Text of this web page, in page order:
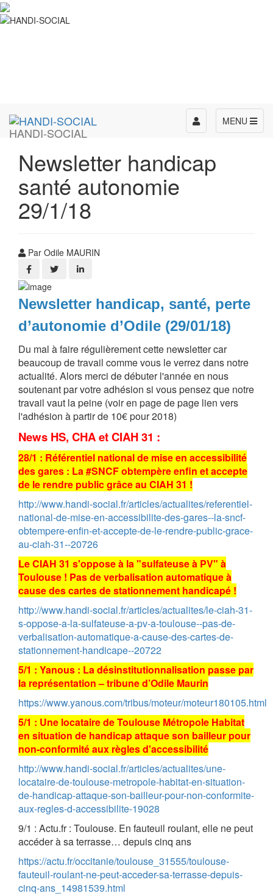
HANDI-SOCIAL
MENU
Toggle
navigation
Newsletter handicap
santé autonomie
29/1/18
Par Odile MAURIN
Newsletter handicap, santé, perte
d’autonomie d’Odile (29/01/18)
Du mal à faire régulièrement cette newsletter car
beaucoup de travail comme vous le verrez dans notre
actualité. Alors merci de débuter l'année en nous
soutenant par votre adhésion si vous pensez que notre
travail vaut la peine (voir en page de page lien vers
l'adhésion à partir de 10€ pour 2018)
News HS, CHA et CIAH 31 :
28/1 : Référentiel national de mise en accessibilité
des gares : La #SNCF obtempère enfin et accepte
de le rendre public grâce au CIAH 31 !
http://www.handi-social.fr/articles/actualites/referentiel-
national-de-mise-en-accessibilite-des-gares--la-sncf-
obtempere-enfin-et-accepte-de-le-rendre-public-grace-
au-ciah-31--20726
Le CIAH 31 s'oppose à la "sulfateuse à PV" à
Toulouse ! Pas de verbalisation automatique à
cause des cartes de stationnement handicapé !
http://www.handi-social.fr/articles/actualites/le-ciah-31-
s-oppose-a-la-sulfateuse-a-pv-a-toulouse--pas-de-
verbalisation-automatique-a-cause-des-cartes-de-
stationnement-handicape--20722
5/1 : Yanous : La désinstitutionnalisation passe par
la représentation – tribune d’Odile Maurin
https://www.yanous.com/tribus/moteur/moteur180105.html
5/1 : Une locataire de Toulouse Métropole Habitat
en situation de handicap attaque son bailleur pour
non-conformité aux règles d'accessibilité
http://www.handi-social.fr/articles/actualites/une-
locataire-de-toulouse-metropole-habitat-en-situation-
de-handicap-attaque-son-bailleur-pour-non-conformite-
aux-regles-d-accessibilite-19028
9/1 : Actu.fr : Toulouse. En fauteuil roulant, elle ne peut
accéder à sa terrasse… depuis cinq ans
https://actu.fr/occitanie/toulouse_31555/toulouse-
fauteuil-roulant-ne-peut-acceder-sa-terrasse-depuis-
cinq-ans_14981539.html